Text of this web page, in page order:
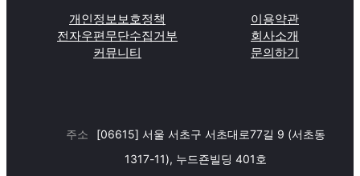
개인정보보호정책
이용약관
전자우편무단수집거부
회사소개
커뮤니티
문의하기
주소
[06615] 서울 서초구 서초대로77길 9 (서초동
1317-11), 누드죤빌딩 401호